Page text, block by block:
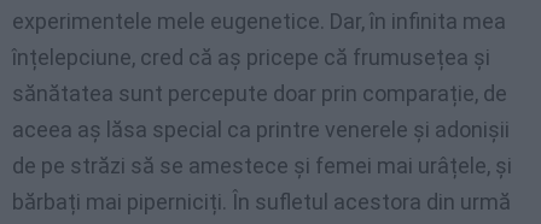
experimentele mele eugenetice. Dar, în infinita mea
înțelepciune, cred că aș pricepe că frumusețea și
sănătatea sunt percepute doar prin comparație, de
aceea aș lăsa special ca printre venerele și adonișii
de pe străzi să se amestece și femei mai urâțele, și
bărbați mai piperniciți. În sufletul acestora din urmă